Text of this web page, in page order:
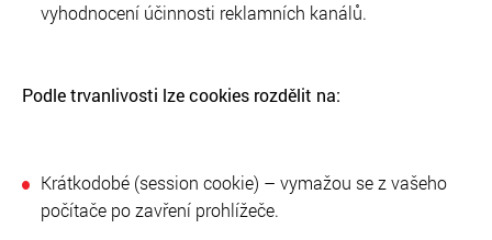
vyhodnocení účinnosti reklamních kanálů.
Podle trvanlivosti lze cookies rozdělit na:
Krátkodobé (session cookie) – vymažou se z vašeho
počítače po zavření prohlížeče.